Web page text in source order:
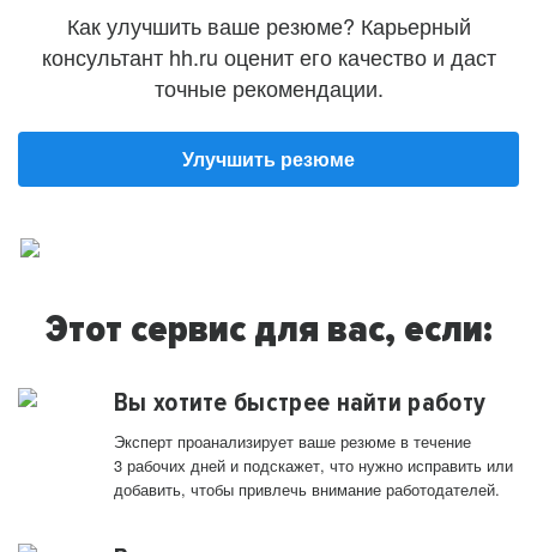
Как улучшить ваше резюме? Карьерный
консультант hh.ru оценит его качество и даст
точные рекомендации.
Улучшить резюме
Этот сервис для вас, если:
Вы хотите быстрее найти работу
Эксперт проанализирует ваше резюме в течение
3 рабочих дней и подскажет, что нужно исправить или
добавить, чтобы привлечь внимание работодателей.